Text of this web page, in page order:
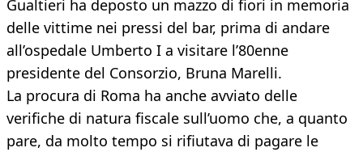
Gualtieri ha deposto un mazzo di fiori in memoria
delle vittime nei pressi del bar, prima di andare
all’ospedale Umberto I a visitare l’80enne
presidente del Consorzio, Bruna Marelli.
La procura di Roma ha anche avviato delle
verifiche di natura fiscale sull’uomo che, a quanto
pare, da molto tempo si rifiutava di pagare le